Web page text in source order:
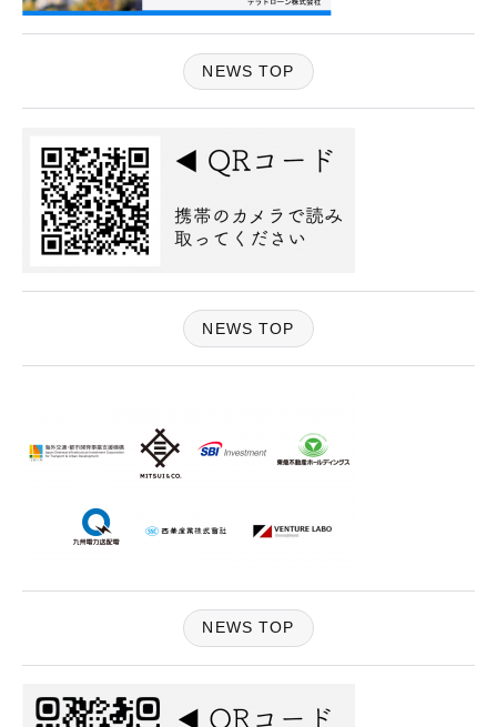
NEWS TOP
NEWS TOP
NEWS TOP